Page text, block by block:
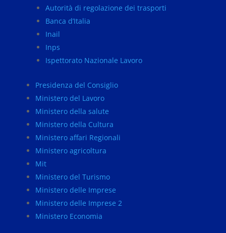
Autorità di regolazione dei trasporti
Banca d’Italia
Inail
Inps
Ispettorato Nazionale Lavoro
Presidenza del Consiglio
Ministero del Lavoro
Ministero della salute
Ministero della Cultura
Ministero affari Regionali
Ministero agricoltura
Mit
Ministero del Turismo
Ministero delle Imprese
Ministero delle Imprese 2
Ministero Economia